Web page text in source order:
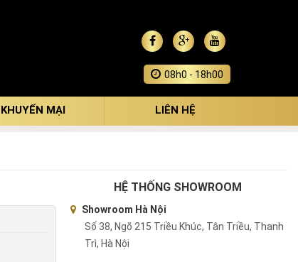
08h0 - 18h00
KHUYẾN MẠI LIÊN HỆ
HỆ THỐNG SHOWROOM
Showroom Hà Nội
Số 38, Ngõ 215 Triều Khúc, Tân Triều, Thanh
Trì, Hà Nội